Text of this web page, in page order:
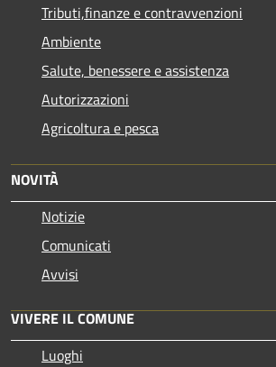
Tributi,finanze e contravvenzioni
Ambiente
Salute, benessere e assistenza
Autorizzazioni
Agricoltura e pesca
NOVITÀ
Notizie
Comunicati
Avvisi
VIVERE IL COMUNE
Luoghi